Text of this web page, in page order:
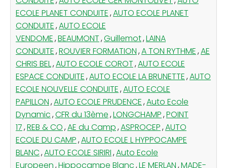
ECOLE PLANET CONDUITE,AUTO ECOLE PLANET
CONDUITE,AUTO ECOLE
VENDOME,BEAUMONT,Guillemot,LAINA
CONDUITE,ROUVIER FORMATION,A TON RYTHME,AE
CHRIS BEL,AUTO ECOLE COROT,AUTO ECOLE
ESPACE CONDUITE,AUTO ECOLE LA BRUNETTE,AUTO
ECOLE NOUVELLE CONDUITE,AUTO ECOLE
PAPILLON,AUTO ECOLE PRUDENCE,Auto Ecole
Dynamic,CFR du 13ème,LONGCHAMP,POINT
17,REB & CO,AE du Camp,ASPROCEP,AUTO
ECOLE DU CAMP,AUTO ECOLE L HYPPOCAMPE
BLANC,AUTO ECOLE SIRIRI,Auto Ecole
Europeen,Hippocampe Blanc,LE MERLAN,MADE-